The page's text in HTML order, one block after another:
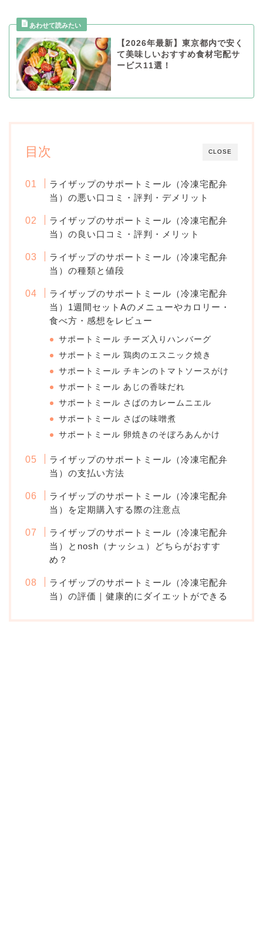
【2026年最新】東京都内で安く
て美味しいおすすめ食材宅配サ
ービス11選！
CLOSE
目次
ライザップのサポートミール（冷凍宅配弁
当）の悪い口コミ・評判・デメリット
ライザップのサポートミール（冷凍宅配弁
当）の良い口コミ・評判・メリット
ライザップのサポートミール（冷凍宅配弁
当）の種類と値段
ライザップのサポートミール（冷凍宅配弁
当）1週間セットAのメニューやカロリー・
食べ方・感想をレビュー
サポートミール チーズ入りハンバーグ
サポートミール 鶏肉のエスニック焼き
サポートミール チキンのトマトソースがけ
サポートミール あじの香味だれ
サポートミール さばのカレームニエル
サポートミール さばの味噌煮
サポートミール 卵焼きのそぼろあんかけ
ライザップのサポートミール（冷凍宅配弁
当）の支払い方法
ライザップのサポートミール（冷凍宅配弁
当）を定期購入する際の注意点
ライザップのサポートミール（冷凍宅配弁
当）とnosh（ナッシュ）どちらがおすす
め？
ライザップのサポートミール（冷凍宅配弁
当）の評価｜健康的にダイエットができる